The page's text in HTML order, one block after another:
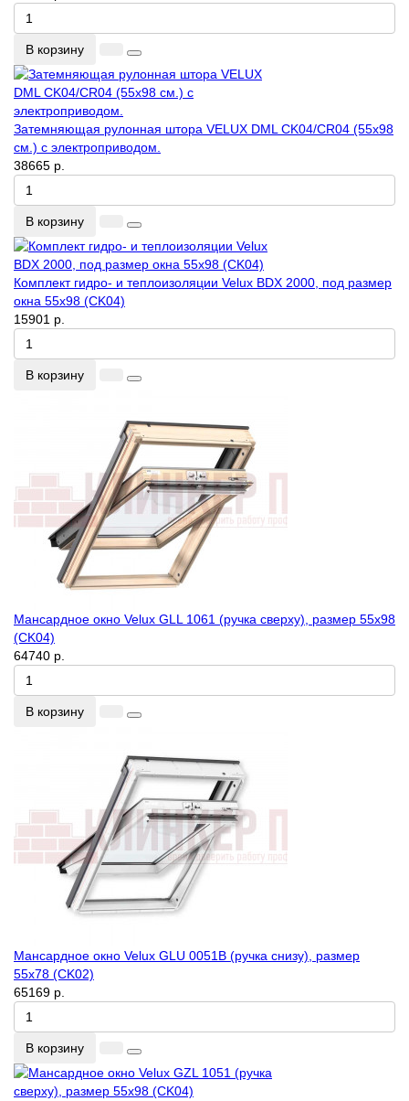
В корзину
Затемняющая рулонная штора VELUX DML CK04/CR04 (55x98
см.) с электроприводом.
38665 р.
В корзину
Комплект гидро- и теплоизоляции Velux BDX 2000, под размер
окна 55x98 (CK04)
15901 р.
В корзину
Мансардное окно Velux GLL 1061 (ручка сверху), размер 55x98
(CK04)
64740 р.
В корзину
Мансардное окно Velux GLU 0051B (ручка снизу), размер
55x78 (CK02)
65169 р.
В корзину